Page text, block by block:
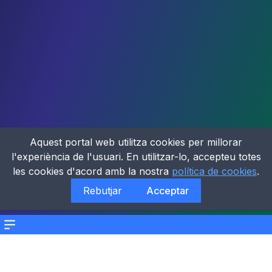
Menu
Aquest portal web utilitza cookies per millorar
l'experiència de l'usuari. En utilitzar-lo, accepteu totes
les cookies d'acord amb la nostra política de cookies.
Rebutjar
Acceptar